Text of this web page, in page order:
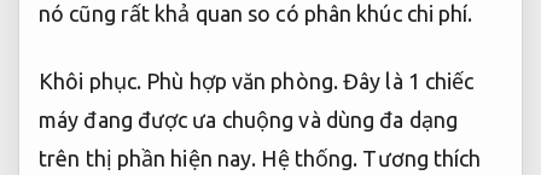
nó cũng rất khả quan so có phân khúc chi phí.
Khôi phục. Phù hợp văn phòng. Đây là 1 chiếc
máy đang được ưa chuộng và dùng đa dạng
trên thị phần hiện nay. Hệ thống. Tương thích